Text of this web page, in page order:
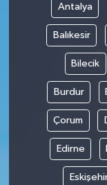
Antalya
Balıkesir
Bilecik
Burdur
Çorum
Edirne